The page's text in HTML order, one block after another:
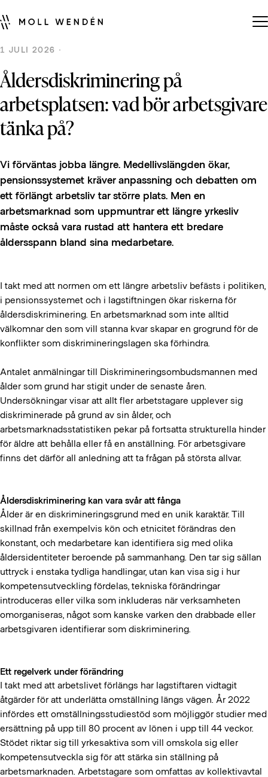
1 JULI 2026 ·
Åldersdiskriminering på
arbetsplatsen: vad bör arbetsgivare
tänka på?
Vi förväntas jobba längre. Medellivslängden ökar,
pensionssystemet kräver anpassning och debatten om
ett förlängt arbetsliv tar större plats. Men en
arbetsmarknad som uppmuntrar ett längre yrkesliv
måste också vara rustad att hantera ett bredare
åldersspann bland sina medarbetare.
I takt med att normen om ett längre arbetsliv befästs i politiken,
i pensionssystemet och i lagstiftningen ökar riskerna för
åldersdiskriminering. En arbetsmarknad som inte alltid
välkomnar den som vill stanna kvar skapar en grogrund för de
konflikter som diskrimineringslagen ska förhindra.
Antalet anmälningar till Diskrimineringsombudsmannen med
ålder som grund har stigit under de senaste åren.
Undersökningar visar att allt fler arbetstagare upplever sig
diskriminerade på grund av sin ålder, och
arbetsmarknadsstatistiken pekar på fortsatta strukturella hinder
för äldre att behålla eller få en anställning. För arbetsgivare
finns det därför all anledning att ta frågan på största allvar.
Åldersdiskriminering kan vara svår att fånga
Ålder är en diskrimineringsgrund med en unik karaktär. Till
skillnad från exempelvis kön och etnicitet förändras den
konstant, och medarbetare kan identifiera sig med olika
åldersidentiteter beroende på sammanhang. Den tar sig sällan
uttryck i enstaka tydliga handlingar, utan kan visa sig i hur
kompetensutveckling fördelas, tekniska förändringar
introduceras eller vilka som inkluderas när verksamheten
omorganiseras, något som kanske varken den drabbade eller
arbetsgivaren identifierar som diskriminering.
Ett regelverk under förändring
I takt med att arbetslivet förlängs har lagstiftaren vidtagit
åtgärder för att underlätta omställning längs vägen. År 2022
infördes ett omställningsstudiestöd som möjliggör studier med
ersättning på upp till 80 procent av lönen i upp till 44 veckor.
Stödet riktar sig till yrkesaktiva som vill omskola sig eller
kompetensutveckla sig för att stärka sin ställning på
arbetsmarknaden. Arbetstagare som omfattas av kollektivavtal